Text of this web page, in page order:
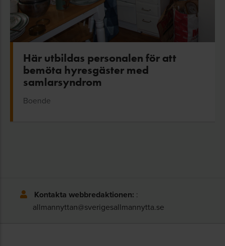
Här utbildas personalen för att
bemöta hyresgäster med
samlarsyndrom
Boende
Kontakta webbredaktionen: :
allmannyttan@sverigesallmannytta.se